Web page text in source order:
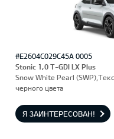
#E2604C029C45A 0005
Stonic 1,0 T-GDI LX Plus
Snow White Pearl
черного цвета
Я ЗАИНТЕРЕСОВАН!